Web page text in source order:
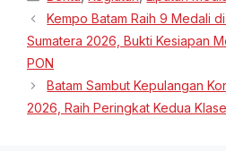
Kempo Batam Raih 9 Medali
Sumatera 2026, Bukti Kesiapan
PON
Batam Sambut Kepulangan
2026, Raih Peringkat Kedua